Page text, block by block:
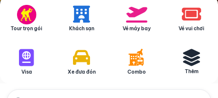
Tour trọn gói Khách sạn Vé máy bay Vé vui chơi
Visa Xe đưa đón Combo Thêm